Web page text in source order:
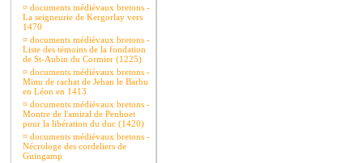
¤ documents médiévaux bretons -
La seigneurie de Kergorlay vers
1470
¤ documents médiévaux bretons -
Liste des témoins de la fondation
de St-Aubin du Cormier (1225)
¤ documents médiévaux bretons -
Minu de rachat de Jehan le Barbu
en Léon en 1413
¤ documents médiévaux bretons -
Montre de l'amiral de Penhoet
pour la libération du duc (1420)
¤ documents médiévaux bretons -
Nécrologe des cordeliers de
Guingamp